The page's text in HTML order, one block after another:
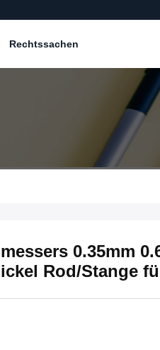
Rechtssachen
0.35mm
Rod/Stange